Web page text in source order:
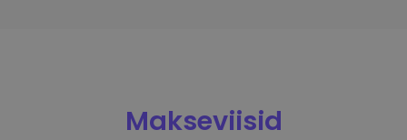
Makseviisid